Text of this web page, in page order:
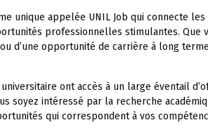
unique appelée UNIL Job qui connecte
professionnelles stimulantes. Que
d’une opportunité de carrière à long
ont accès à un large éventail
soyez intéressé par la recherche
qui correspondent à vos